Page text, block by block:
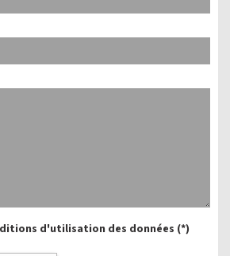
d'utilisation des données (*)